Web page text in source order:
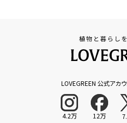
LOVEGREEN 公式アカウ
4.2万 12万